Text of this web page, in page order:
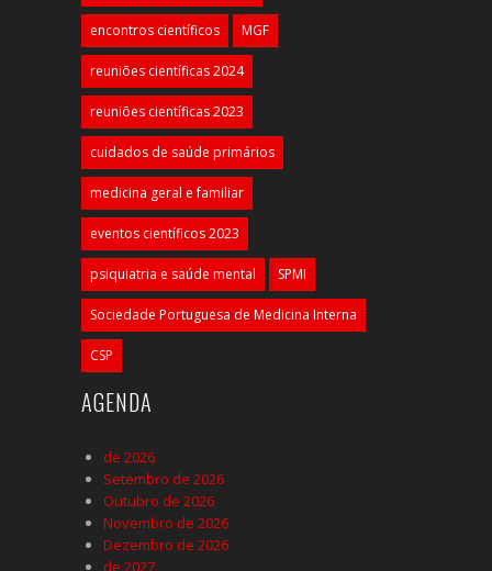
encontros científicos MGF
reuniões científicas 2024
reuniões científicas 2023
cuidados de saúde primários
medicina geral e familiar
eventos científicos 2023
psiquiatria e saúde mental SPMI
Sociedade Portuguesa de Medicina Interna
CSP
AGENDA
de 2026
Setembro de 2026
Outubro de 2026
Novembro de 2026
Dezembro de 2026
de 2027